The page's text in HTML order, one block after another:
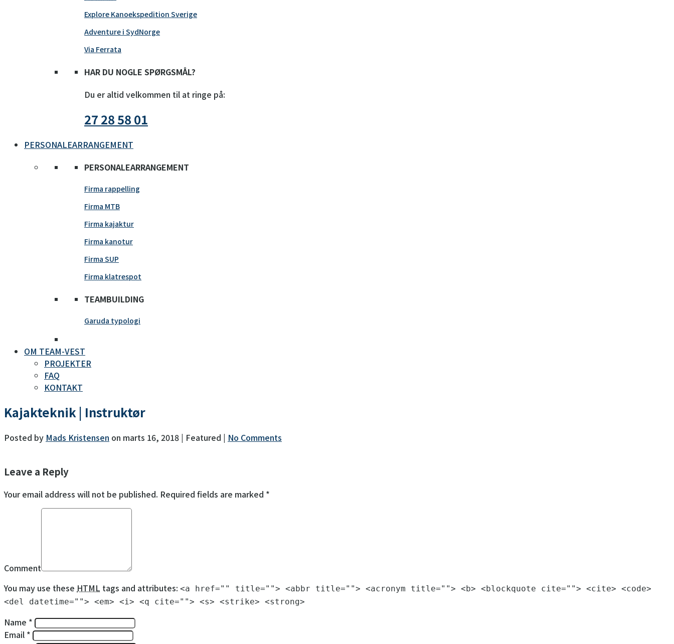
Explore Kanoekspedition Sverige
Adventure i SydNorge
Via Ferrata
HAR DU NOGLE SPØRGSMÅL?
Du er altid velkommen til at ringe på:
27 28 58 01
PERSONALEARRANGEMENT
PERSONALEARRANGEMENT
Firma rappelling
Firma MTB
Firma kajaktur
Firma kanotur
Firma SUP
Firma klatrespot
TEAMBUILDING
Garuda typologi
OM TEAM-VEST
PROJEKTER
FAQ
KONTAKT
Kajakteknik | Instruktør
Posted by Mads Kristensen on marts 16, 2018 | Featured | No Comments
Leave a Reply
Your email address will not be published. Required fields are marked *
Comment
You may use these HTML tags and attributes: <a href="" title=""> <abbr title=""> <acronym title=""> <b> <blockquote cite=""> <cite> <code>
<del datetime=""> <em> <i> <q cite=""> <s> <strike> <strong>
Name *
Email *